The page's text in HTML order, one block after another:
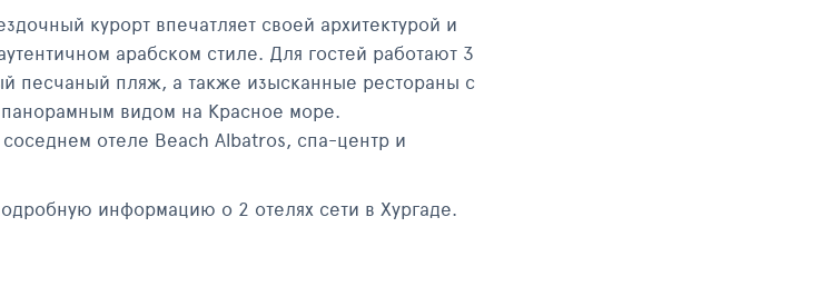
курорт впечатляет своей архитектурой и
арабском стиле. Для гостей работают 3
песчаный пляж, а также изысканные рестораны с
видом на Красное море.
отеле Beach Albatros, спа-центр и
информацию о 2 отелях сети в Хургаде.